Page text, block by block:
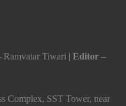
Ramvatar Tiwari | Editor –
Complex, SST Tower, near